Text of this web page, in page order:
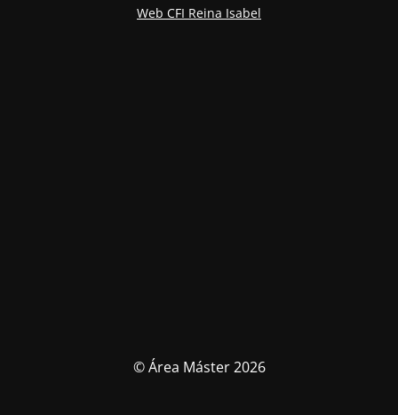
Web CFI Reina Isabel
© Área Máster 2026